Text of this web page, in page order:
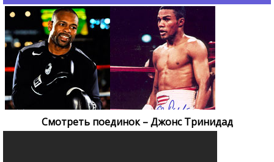
Смотреть поединок – Джонс Тринидад